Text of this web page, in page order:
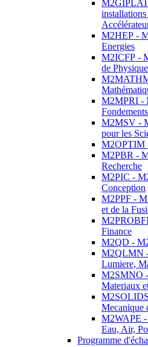
installations
M2HEP -
Energies
M2ICFP -
de
M2MPRI -
M2MSV -
pour les
M2OPTIM
M2PBR -
Recherche
M2PIC -
Conception
M2PPF -
et de la
Finance
M2QD -
M2QLMN
Lumiere,
M2SMNO
Materiaux
Mecanique
M2WAPE
Eau, Air,
Programme